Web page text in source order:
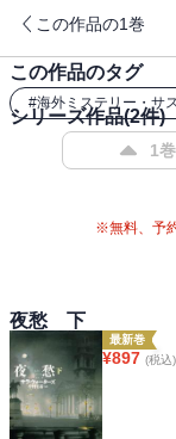
この作品の1巻
この作品のタグ
#海外ミステリー・サ
シリーズ作品(2件)
1
※無料、予
夜愁 下
最新巻
¥897 (税込)